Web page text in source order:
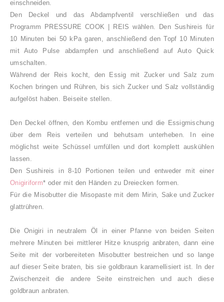
einschneiden.
Den Deckel und das Abdampfventil verschließen und das
Programm PRESSURE COOK | REIS wählen. Den Sushireis für
10 Minuten bei 50 kPa garen, anschließend den Topf 10 Minuten
mit Auto Pulse abdampfen und anschließend auf Auto Quick
umschalten.
Während der Reis kocht, den Essig mit Zucker und Salz zum
Kochen bringen und Rühren, bis sich Zucker und Salz vollständig
aufgelöst haben. Beiseite stellen.
Den Deckel öffnen, den Kombu entfernen und die Essigmischung
über dem Reis verteilen und behutsam unterheben. In eine
möglichst weite Schüssel umfüllen und dort komplett auskühlen
lassen.
Den Sushireis in 8-10 Portionen teilen und entweder mit einer
Onigiriform* oder mit den Händen zu Dreiecken formen.
Für die Misobutter die Misopaste mit dem Mirin, Sake und Zucker
glattrühren.
Die Onigiri in neutralem Öl in einer Pfanne von beiden Seiten
mehrere Minuten bei mittlerer Hitze knusprig anbraten, dann eine
Seite mit der vorbereiteten Misobutter bestreichen und so lange
auf dieser Seite braten, bis sie goldbraun karamellisiert ist. In der
Zwischenzeit die andere Seite einstreichen und auch diese
goldbraun anbraten.